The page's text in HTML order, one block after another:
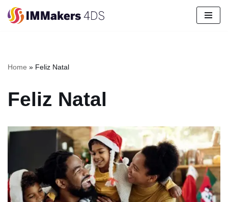
conteúdo
Home » Feliz Natal
Feliz Natal